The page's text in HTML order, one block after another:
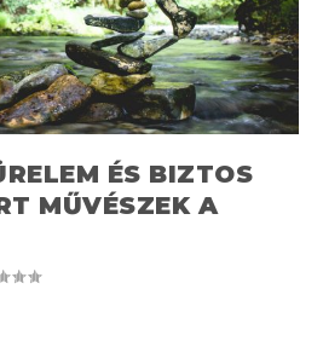
ÉS BIZTOS
MŰVÉSZEK A